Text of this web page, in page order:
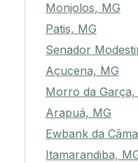
Monjolos, MG
Patis, MG
Senador
Açucena, MG
Morro da Garça,
Arapuá, MG
Ewbank da
Itamarandiba,